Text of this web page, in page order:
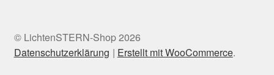
© LichtenSTERN-Shop 2026
Datenschutzerklärung
Erstellt mit WooCommerce.